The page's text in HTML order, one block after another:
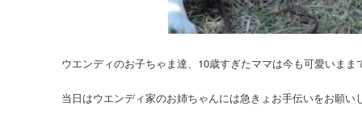
ウエンディのお子ちゃま達、10歳すぎたママは今も可愛いまま
当日はウエンディ家のお姉ちゃんには急きょお手伝いをお願